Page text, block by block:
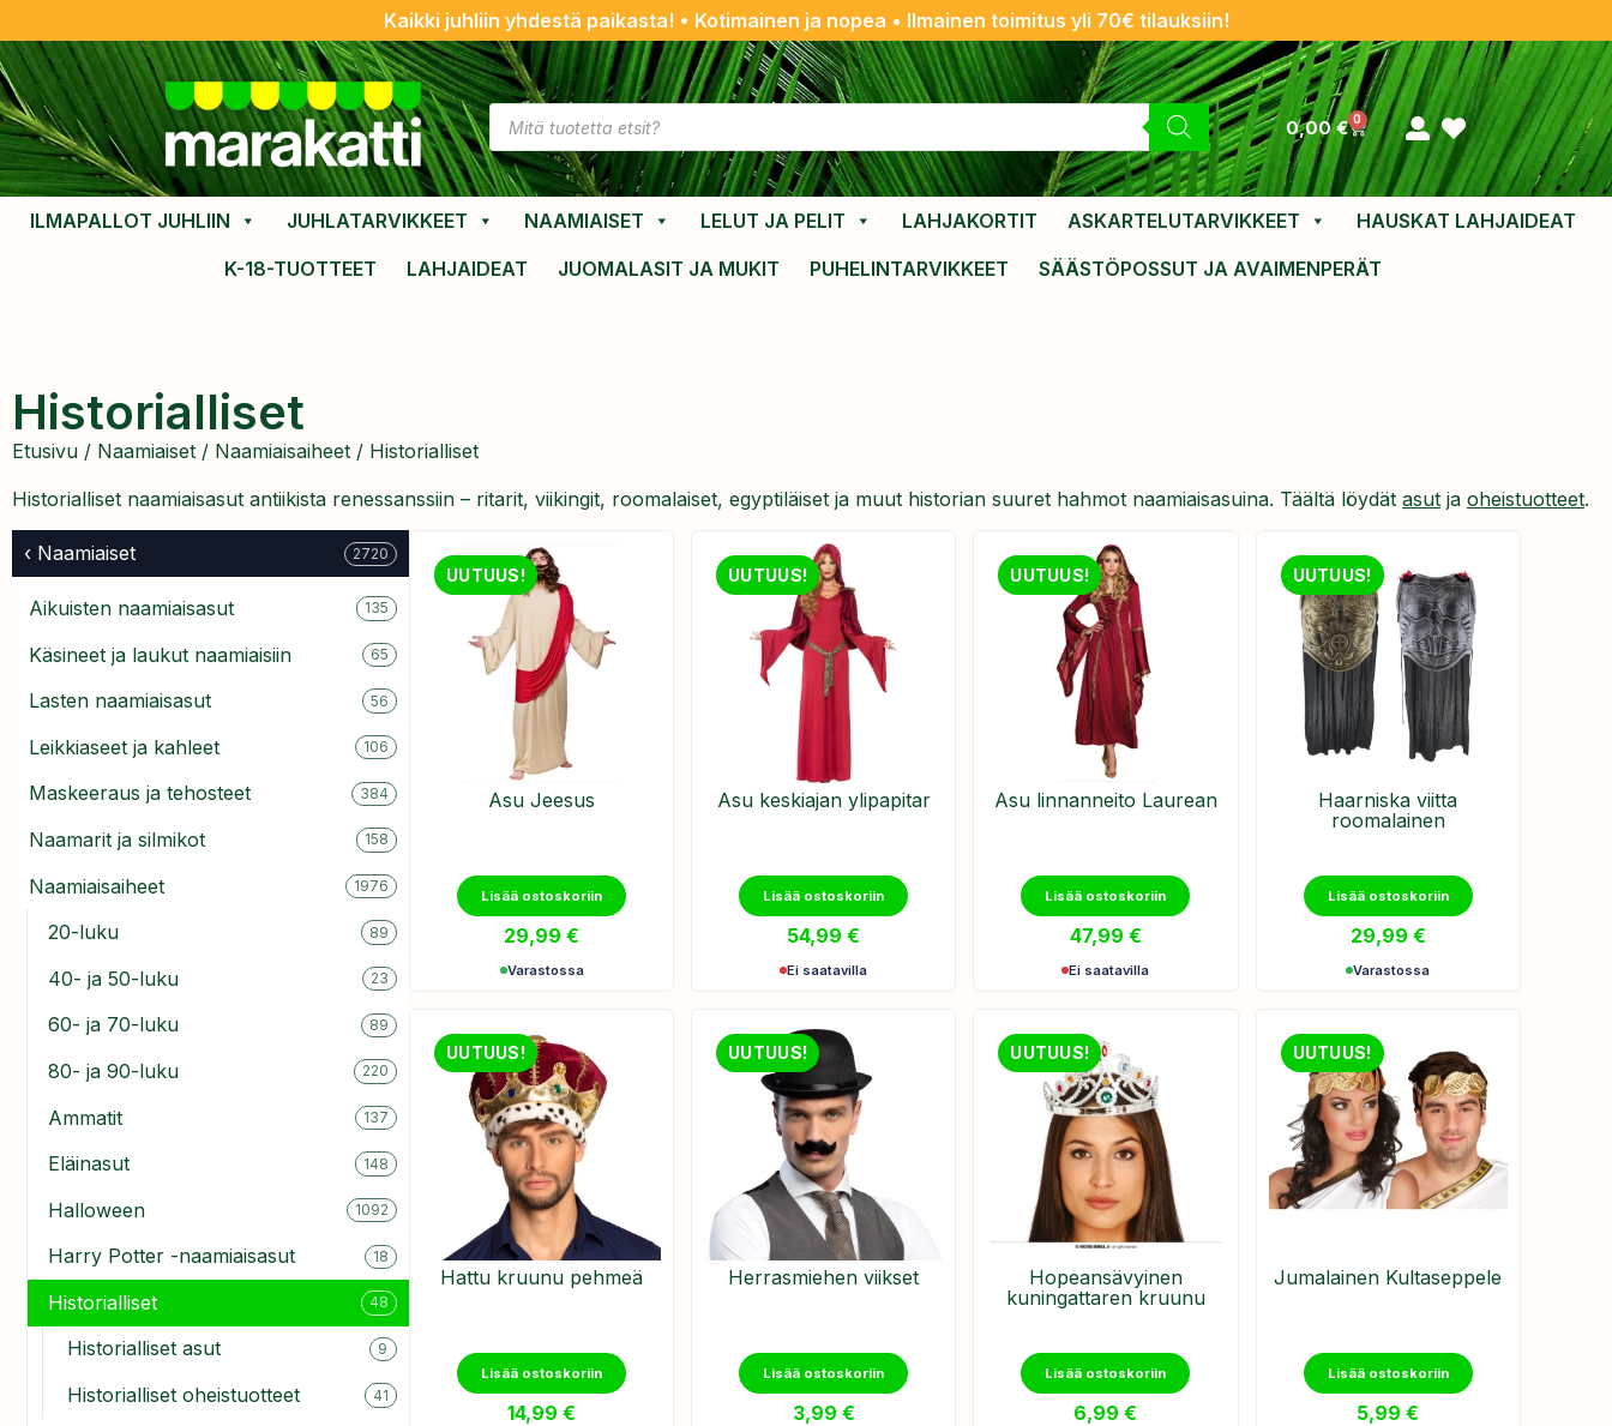
Kaikki juhliin yhdestä paikasta! • Kotimainen ja nopea • Ilmainen toimitus yli 70€ tilauksiin!
0,00€ 0
ILMAPALLOT JUHLIIN JUHLATARVIKKEET NAAMIAISET LELUT JA PELIT LAHJAKORTIT ASKARTELUTARVIKKEET
HAUSKAT LAHJAIDEAT
K-18-TUOTTEET
LAHJAIDEAT JUOMALASIT JA MUKIT PUHELINTARVIKKEET SÄÄSTÖPOSSUT JA AVAIMENPERÄT
Historialliset
Etusivu / Naamiaiset / Naamiaisaiheet / Historialliset
Historialliset naamiaisasut antiikista renessanssiin – ritarit, viikingit, roomalaiset, egyptiläiset ja muut historian suuret hahmot naamiaisasuina. Täältä löydät asut ja oheistuotteet.
‹ Naamiaiset 2720
Aikuisten naamiaisasut 135
Käsineet ja laukut naamiaisiin 65
Lasten naamiaisasut 56
Leikkiaseet ja kahleet 106
Maskeeraus ja tehosteet 384
Naamarit ja silmikot 158
Naamiaisaiheet 1976
20-luku 89
40- ja 50-luku 23
60- ja 70-luku 89
80- ja 90-luku 220
Ammatit 137
Eläinasut 148
Halloween 1092
Harry Potter -naamiaisasut 18
Historialliset 48
Historialliset asut 9
Historialliset oheistuotteet 41
UUTUUS!
Asu Jeesus
Lisää ostoskoriin
29,99€
Varastossa
UUTUUS!
Asu keskiajan ylipapitar
Lisää ostoskoriin
54,99€
Ei saatavilla
UUTUUS!
Asu linnanneito Laurean
Lisää ostoskoriin
47,99 €
Ei saatavilla
UUTUUS!
Haarniska viitta
roomalainen
Lisää ostoskoriin
29,99 €
Varastossa
UUTUUS!
Hattu kruunu pehmeä
Lisää ostoskoriin
14,99€
UUTUUS!
Herrasmiehen viikset
Lisää ostoskoriin
3,99 €
UUTUUS!
Hopeansävyinen
kuningattaren kruunu
Lisää ostoskoriin
6,99€
UUTUUS!
Jumalainen Kultaseppele
Lisää ostoskoriin
5,99€